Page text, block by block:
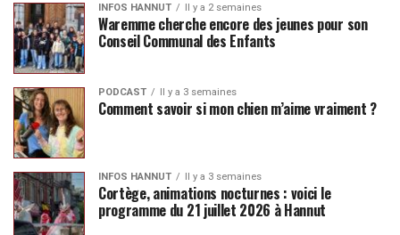
INFOS HANNUT Il y a 2 semaines
Waremme cherche encore des jeunes pour son
Conseil Communal des Enfants
PODCAST Il y a 3 semaines
Comment savoir si mon chien m’aime vraiment ?
INFOS HANNUT Il y a 3 semaines
Cortège, animations nocturnes : voici le
programme du 21 juillet 2026 à Hannut